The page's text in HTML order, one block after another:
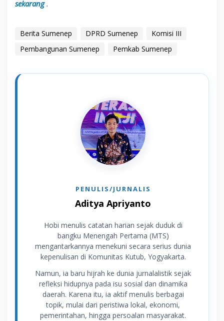
sekarang.
Berita Sumenep DPRD Sumenep
Komisi III
Pembangunan Sumenep
Pemkab Sumenep
Aditya Apriyanto
Hobi menulis catatan harian sejak duduk di
bangku Menengah Pertama (MTS)
mengantarkannya menekuni secara serius dunia
kepenulisan di Komunitas Kutub, Yogyakarta.
Namun, ia baru hijrah ke dunia jurnalalistik sejak
refleksi hidupnya pada isu sosial dan dinamika
daerah. Karena itu, ia aktif menulis berbagai
topik, mulai dari peristiwa lokal, ekonomi,
pemerintahan, hingga persoalan masyarakat.